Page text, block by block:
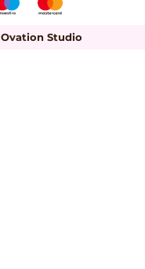
Ovation Studio